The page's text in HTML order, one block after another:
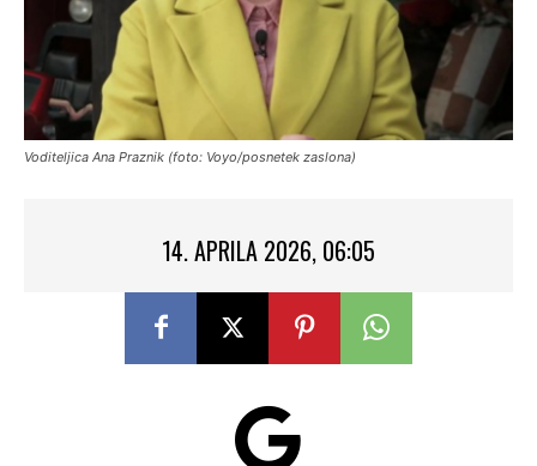
Voditeljica Ana Praznik (foto: Voyo/posnetek zaslona)
14. APRILA 2026, 06:05